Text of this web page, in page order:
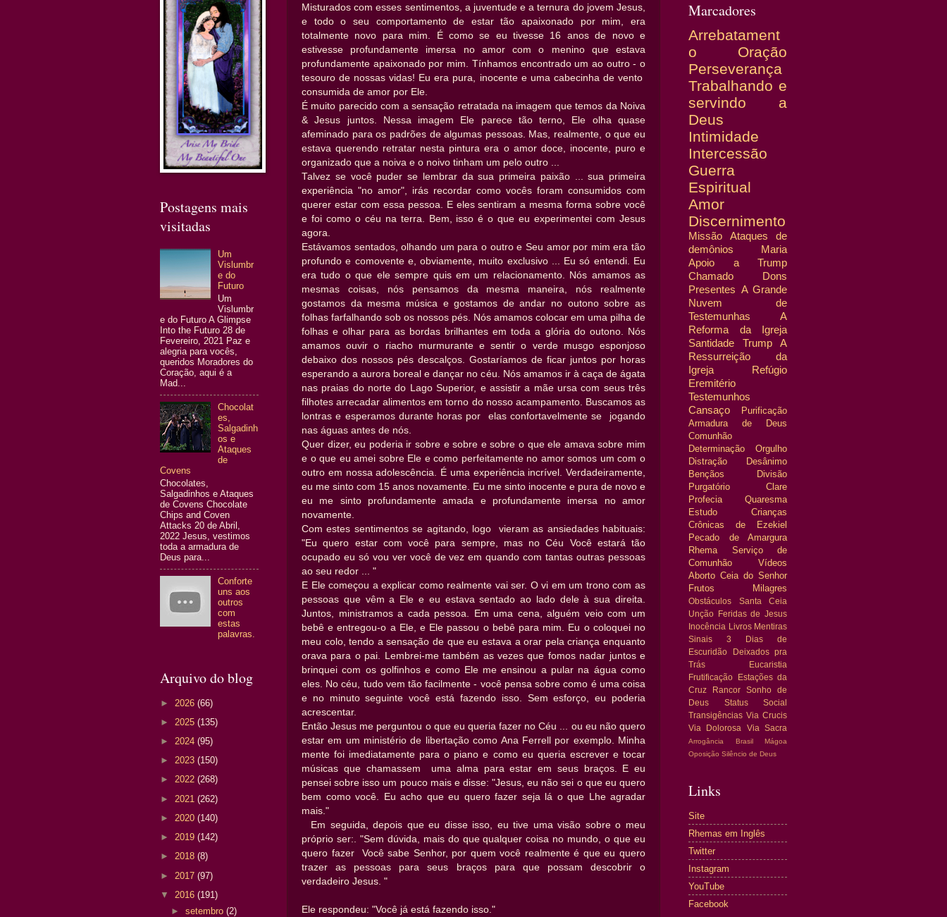
Misturados com esses sentimentos, a juventude e a ternura do jovem Jesus,
e todo o seu comportamento de estar tão apaixonado por mim, era
totalmente novo para mim. É como se eu tivesse 16 anos de novo e
estivesse profundamente imersa no amor com o menino que estava
profundamente apaixonado por mim. Tínhamos encontrado um ao outro - o
tesouro de nossas vidas! Eu era pura, inocente e uma cabecinha de vento
consumida de amor por Ele.
É muito parecido com a sensação retratada na imagem que temos da Noiva
& Jesus juntos. Nessa imagem Ele parece tão terno, Ele olha quase
afeminado para os padrões de algumas pessoas. Mas, realmente, o que eu
estava querendo retratar nesta pintura era o amor doce, inocente, puro e
organizado que a noiva e o noivo tinham um pelo outro ...
Talvez se você puder se lembrar da sua primeira paixão ... sua primeira
experiência "no amor", irás recordar como vocês foram consumidos com
querer estar com essa pessoa. E eles sentiram a mesma forma sobre você
e foi como o céu na terra. Bem, isso é o que eu experimentei com Jesus
agora.
Estávamos sentados, olhando um para o outro e Seu amor por mim era tão
profundo e comovente e, obviamente, muito exclusivo ... Eu só entendi. Eu
era tudo o que ele sempre quis em um relacionamento. Nós amamos as
mesmas coisas, nós pensamos da mesma maneira, nós realmente
gostamos da mesma música e gostamos de andar no outono sobre as
folhas farfalhando sob os nossos pés. Nós amamos colocar em uma pilha de
folhas e olhar para as bordas brilhantes em toda a glória do outono. Nós
amamos ouvir o riacho murmurante e sentir o verde musgo esponjoso
debaixo dos nossos pés descalços. Gostaríamos de ficar juntos por horas
esperando a aurora boreal e dançar no céu. Nós amamos ir à caça de ágata
nas praias do norte do Lago Superior, e assistir a mãe ursa com seus três
filhotes arrecadar alimentos em torno do nosso acampamento. Buscamos as
lontras e esperamos durante horas por elas confortavelmente se jogando
nas águas antes de nós.
Quer dizer, eu poderia ir sobre e sobre e sobre o que ele amava sobre mim
e o que eu amei sobre Ele e como perfeitamente no amor somos um com o
outro em nossa adolescência. É uma experiência incrível. Verdadeiramente,
eu me sinto com 15 anos novamente. Eu me sinto inocente e pura de novo e
eu me sinto profundamente amada e profundamente imersa no amor
novamente.
Com estes sentimentos se agitando, logo vieram as ansiedades habituais:
"Eu quero estar com você para sempre, mas no Céu Você estará tão
ocupado eu só vou ver você de vez em quando com tantas outras pessoas
ao seu redor ... "
E Ele começou a explicar como realmente vai ser. O vi em um trono com as
pessoas que vêm a Ele e eu estava sentado ao lado dele à sua direita.
Juntos, ministramos a cada pessoa. Em uma cena, alguém veio com um
bebê e entregou-o a Ele, e Ele passou o bebê para mim. Eu o coloquei no
meu colo, tendo a sensação de que eu estava a orar pela criança enquanto
orava para o pai. Lembrei-me também as vezes que fomos nadar juntos e
brinquei com os golfinhos e como Ele me ensinou a pular na água como
eles. No céu, tudo vem tão facilmente - você pensa sobre como é uma coisa
e no minuto seguinte você está fazendo isso. Sem esforço, eu poderia
acrescentar.
Então Jesus me perguntou o que eu queria fazer no Céu ... ou eu não quero
estar em um ministério de libertação como Ana Ferrell por exemplo. Minha
mente foi imediatamente para o piano e como eu queria escrever e tocar
músicas que chamassem uma alma para estar em seus braços. E eu
pensei sobre isso um pouco mais e disse:"Jesus, eu não sei o que eu quero
bem como você. Eu acho que eu quero fazer seja lá o que Lhe agradar
mais."
Em seguida, depois que eu disse isso, eu tive uma visão sobre o meu
próprio ser:. "Sem dúvida, mais do que qualquer coisa no mundo, o que eu
quero fazer Você sabe Senhor, por quem você realmente é que eu quero
trazer as pessoas para seus braços para que possam descobrir o
verdadeiro Jesus. "
Ele respondeu: "Você já está fazendo isso."
Postagens mais
visitadas
Um
Vislumbr
e do
Futuro
Um
Vislumbr
e do Futuro A Glimpse
Into the Futuro 28 de
Fevereiro, 2021 Paz e
alegria para vocês,
queridos Moradores do
Coração, aqui é a
Mad...
Chocolat
es,
Salgadinh
os e
Ataques
de
Covens
Chocolates,
Salgadinhos e Ataques
de Covens Chocolate
Chips and Coven
Attacks 20 de Abril,
2022 Jesus, vestimos
toda a armadura de
Deus para...
Conforte
uns aos
outros
com
estas
palavras.
Arquivo do blog
► 2026 (66)
► 2025 (135)
► 2024 (95)
► 2023 (150)
► 2022 (268)
► 2021 (262)
► 2020 (140)
► 2019 (142)
► 2018 (8)
► 2017 (97)
▼ 2016 (191)
►setembro(2)
Marcadores
Arrebatament
o
Oração
Perseverança
Trabalhando e
servindo a
Deus
Intimidade
Intercessão
Guerra
Espiritual
Amor
Discernimento
Missão
Ataques de
demônios
Maria
Apoio a Trump
Chamado
Dons
Presentes A Grande
Nuvem de
Testemunhas
A
Reforma da Igreja
Santidade
Trump
A
Ressurreição da
Igreja
Refúgio
Eremitério
Testemunhos
Cansaço
Purificação
Armadura de Deus
Comunhão
Determinação
Orgulho
Distração
Desânimo
Bençãos
Divisão
Purgatório
Clare
Profecia
Quaresma
Estudo
Crianças
Crônicas de Ezekiel
Pecado de Amargura
Rhema
Serviço de
Comunhão
Vídeos
Aborto Ceia do Senhor
Frutos
Milagres
Obstáculos
Santa Ceia
Unção
Feridas de Jesus
Inocência
Livros Mentiras
Sinais
3 Dias de
Escuridão
Deixados pra
Trás
Eucaristia
Frutificação
Estações da
Cruz
Rancor
Sonho de
Deus
Status Social
Transigências Via Crucis
Via Dolorosa
Via Sacra
Arrogância Brasil
Mágoa
Oposição Silêncio de Deus
Links
Site
Rhemas em Inglês
Twitter
Instagram
YouTube
Facebook